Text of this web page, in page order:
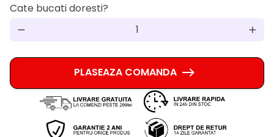
Cate bucati doresti?
remove add
PLASEAZA COMANDA